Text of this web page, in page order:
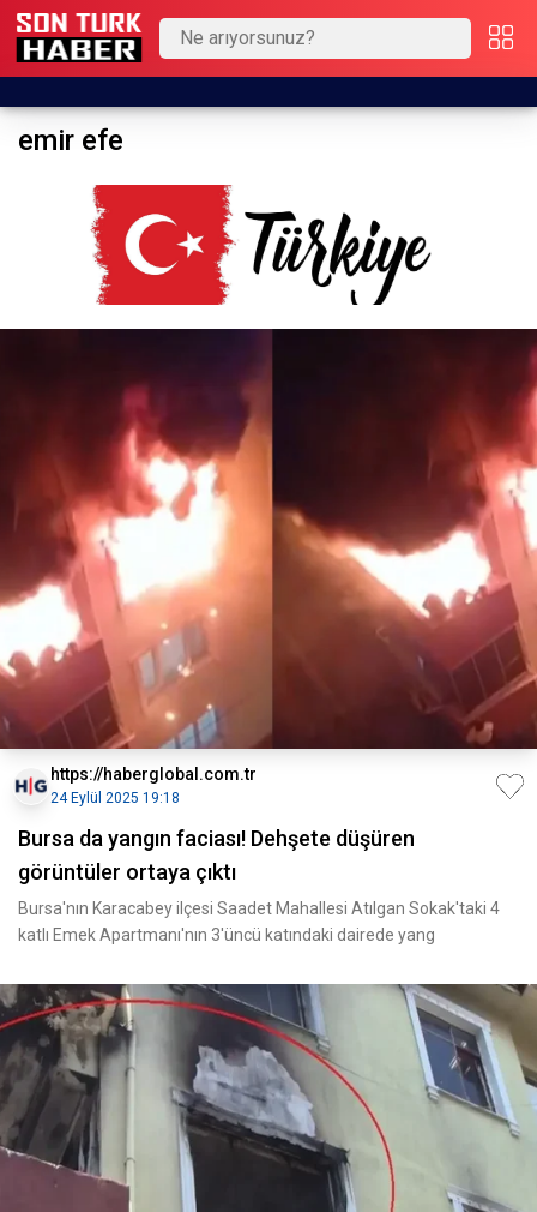
emir efe
https://haberglobal.com.tr
24 Eylül 2025 19:18
Bursa da yangın faciası! Dehşete düşüren
görüntüler ortaya çıktı
Bursa'nın Karacabey ilçesi Saadet Mahallesi Atılgan Sokak'taki 4
katlı Emek Apartmanı'nın 3'üncü katındaki dairede yang